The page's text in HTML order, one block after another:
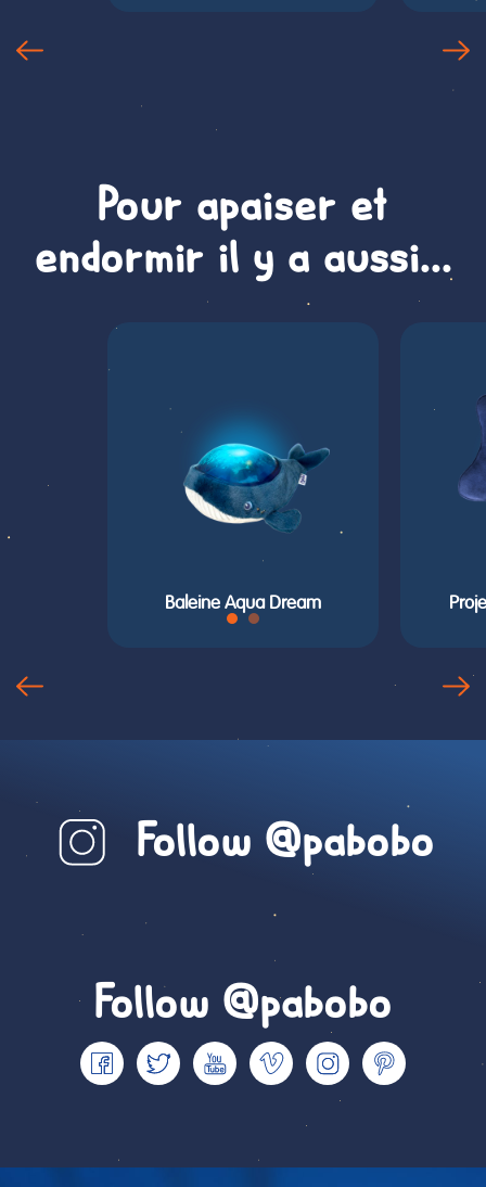
Pour apaiser et
endormir il y a aussi...
Baleine Aqua Dream
Follow @pabobo
Follow @pabobo